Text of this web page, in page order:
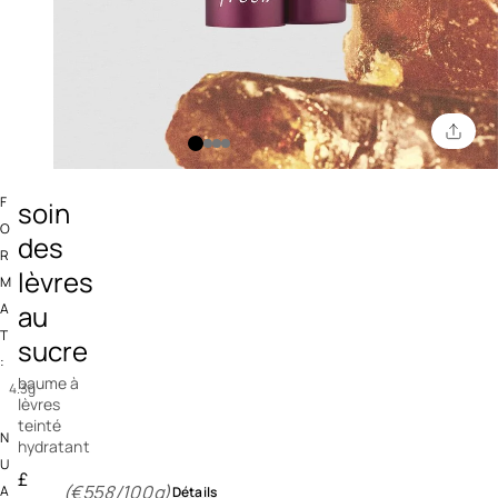
3,2 out of 5 Customer Rating
soin
des
lèvres
au
sucre
baume à
lèvres
teinté
hydratant
£
(€558/100g)Détails
F
O
R
M
A
T
:
4.3g
N
U
A